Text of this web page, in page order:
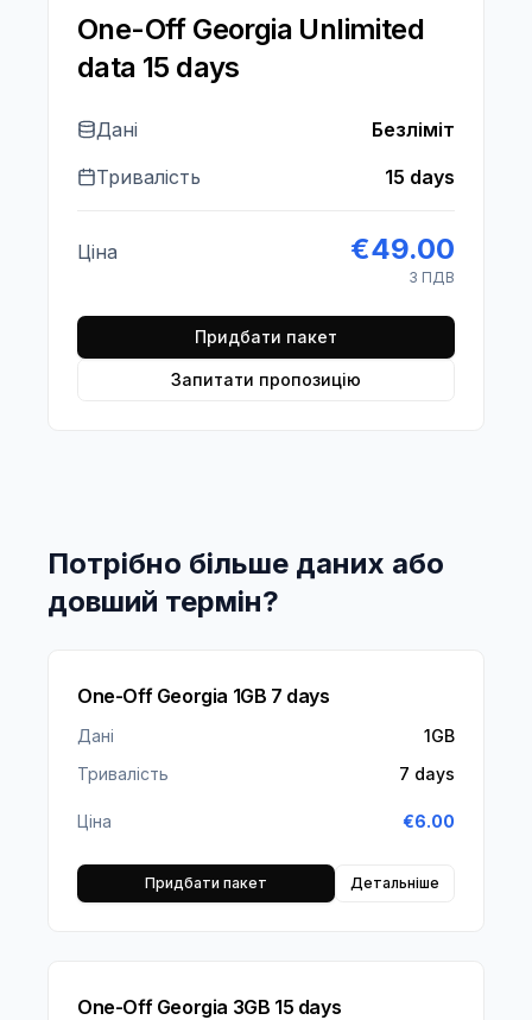
One-Off Georgia Unlimited
data 15 days
Дані
Безліміт
Тривалість
15 days
Ціна €49.00
З ПДВ
Придбати пакет
Запитати пропозицію
Потрібно більше даних або
довший термін?
One-Off Georgia 1GB 7 days
Дані
1GB
Тривалість
7 days
Ціна €6.00
Придбати пакет Детальніше
One-Off Georgia 3GB 15 days